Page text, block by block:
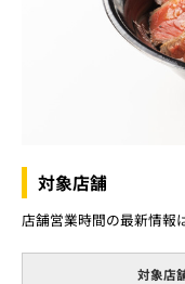
対象店舗
店舗営業時間の最新情報
対象店